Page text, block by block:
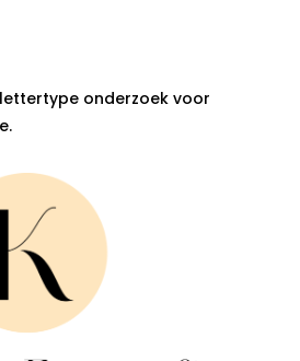
onderzoek voor